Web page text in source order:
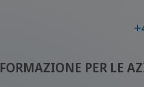
FORMAZIONE PER LE